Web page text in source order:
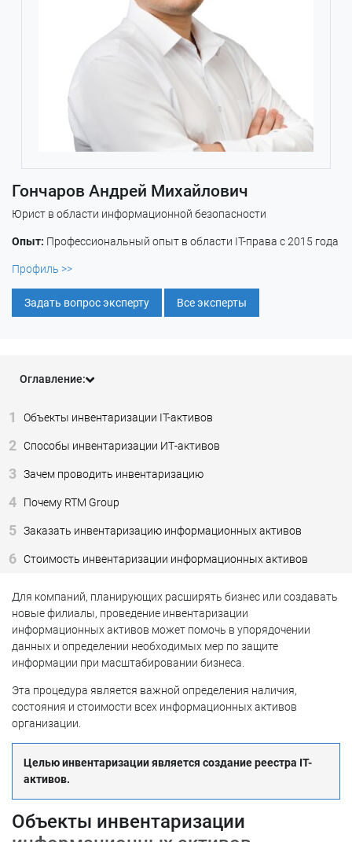
Гончаров Андрей Михайлович
Юрист в области информационной безопасности
Опыт: Профессиональный опыт в области IT-права с 2015 года
Профиль >>
Задать вопрос эксперту Все эксперты
Оглавление:
1 Объекты инвентаризации IT-активов
2 Способы инвентаризации ИТ-активов
3 Зачем проводить инвентаризацию
4 Почему RTM Group
5 Заказать инвентаризацию информационных активов
6 Стоимость инвентаризации информационных активов
Для компаний, планирующих расширять бизнес или создавать
новые филиалы, проведение инвентаризации
информационных активов может помочь в упорядочении
данных и определении необходимых мер по защите
информации при масштабировании бизнеса.
Эта процедура является важной определения наличия,
состояния и стоимости всех информационных активов
организации.
Целью инвентаризации является создание реестра IT-
активов.
Объекты инвентаризации